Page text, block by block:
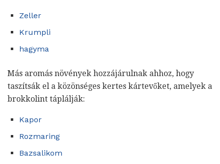
Zeller
Krumpli
hagyma
Más aromás növények hozzájárulnak ahhoz, hogy
taszítsák el a közönséges kertes kártevőket, amelyek a
brokkolint táplálják:
Kapor
Rozmaring
Bazsalikom